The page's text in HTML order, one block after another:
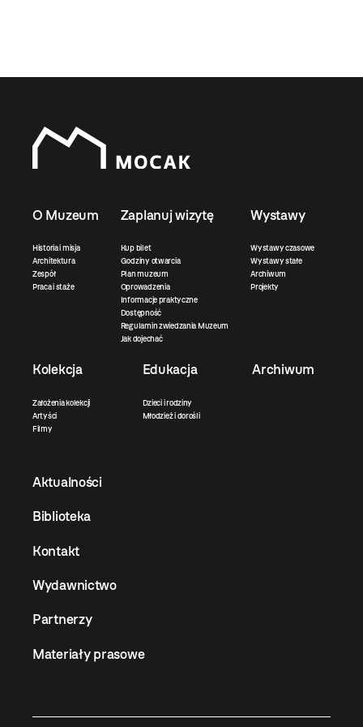
O Muzeum
Historia i misja
Architektura
Zespół
Praca i staże
Zaplanuj wizytę
Kup bilet
Godziny otwarcia
Plan muzeum
Oprowadzenia
Informacje praktyczne
Dostępność
Regulamin zwiedzania Muzeum
Jak dojechać
Wystawy
Wystawy czasowe
Wystawy stałe
Archiwum
Projekty
Kolekcja
Założenia kolekcji
Artyści
Filmy
Edukacja
Dzieci i rodziny
Młodzież i dorośli
Archiwum
Aktualności
Biblioteka
Kontakt
Wydawnictwo
Partnerzy
Materiały prasowe